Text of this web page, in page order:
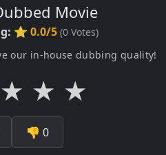
Movie
⭐ 0.0/5 (0 Votes)
our in-house dubbing quality!
★ ★ ★
👎 0